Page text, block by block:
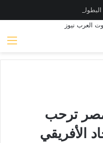
ترحب
الأفريقي